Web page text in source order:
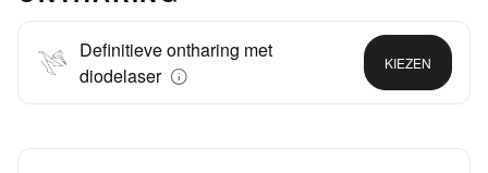
Definitieve ontharing met
diodelaser
KIEZEN